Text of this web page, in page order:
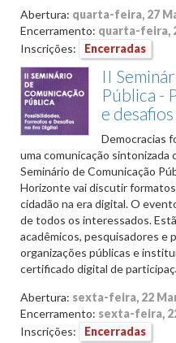
Abertura: quarta-feira, 27
Encerramento: quarta-feira,
Inscrições:
Encerradas
II
Pública -
e
Democracias
uma comunicação sintonizada
Seminário de Comunicação
Horizonte vai discutir
cidadão na era digital. O
de todos os interessados.
acadêmicos, pesquisadores e
organizações públicas e
certificado digital de
Abertura: sexta-feira, 22
Encerramento: sexta-feira,
Inscrições:
Encerradas